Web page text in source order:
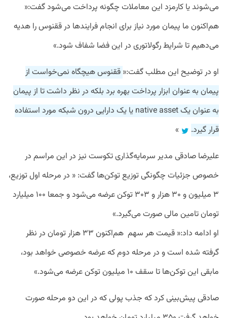
می‌شوند یا کارمزد این معاملات چگونه پرداخت می‌شود گفت:«
هم‌اکنون ما پیمان مورد نیاز برای انجام فرایندها در ققنوس را هدیه
می‌دهیم تا شرایط رگولاتوری در این فضا شفاف شود.»
او در توضیح این مطلب گفت:« ققنوس هیچگاه نمی‌خواست از
پیمان به عنوان ابزار پرداخت بهره برد بلکه در نظر داشت تا از پیمان
به عنوان یک native asset یا یک دارایی درون شبکه مورد استفاده
قرار گیرد.
»
علیرضا صادقی مدیر سرمایه‌گذاری تکوست نیز در این مراسم در
خصوص جزئیات چگونگی توزیع توکن‌ها گفت: « در مرحله اول توزیع،
۳ میلیون و ۳۰ هزار و ۳۰۳ توکن عرضه می‌شود و جمعا ۱۰۰ میلیارد
تومان تامین مالی صورت می‌گیرد.»
او ادامه داد:« قیمت هر سهم
هم‌اکنون ۳۳ هزار تومان در نظر
گرفته شده است و در مرحله دوم که عرضه خصوصی خواهد بود،
مابقی این توکن‌ها تا سقف ۱۰ میلیون توکن عرضه می‌شود.‌»
صادقی پیش‌بینی کرد که جذب پولی که در این دو مرحله صورت